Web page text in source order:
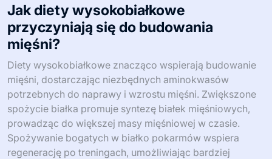
Jak diety wysokobiałkowe
przyczyniają się do budowania
mięśni?
Diety wysokobiałkowe znacząco wspierają budowanie
mięśni, dostarczając niezbędnych aminokwasów
potrzebnych do naprawy i wzrostu mięśni. Zwiększone
spożycie białka promuje syntezę białek mięśniowych,
prowadząc do większej masy mięśniowej w czasie.
Spożywanie bogatych w białko pokarmów wspiera
regenerację po treningach, umożliwiając bardziej